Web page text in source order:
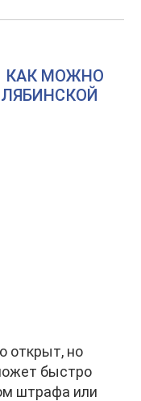
КАК МОЖНО
открыт, но
быстро
штрафа или